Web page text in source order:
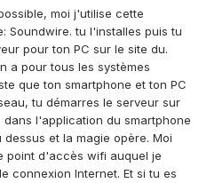
moi j'utilise cette
Soundwire. tu l'installes puis tu
pour ton PC sur le site du.
a pour tous les systèmes
que ton smartphone et ton PC
tu démarres le serveur sur
l'application du smartphone
et la magie opère. Moi
point d'accès wifi auquel je
connexion Internet. Et si tu es